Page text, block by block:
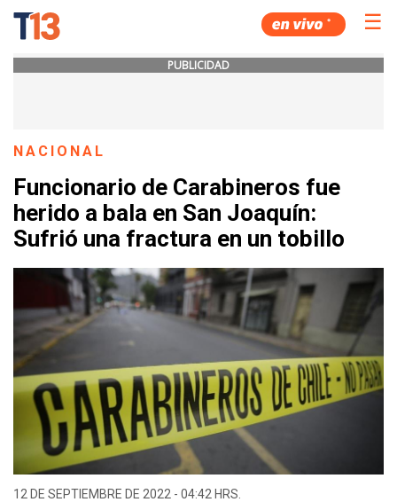
☰
PUBLICIDAD
NACIONAL
Funcionario de Carabineros fue
herido a bala en San Joaquín:
Sufrió una fractura en un tobillo
12 DE SEPTIEMBRE DE 2022 - 04:42 HRS.